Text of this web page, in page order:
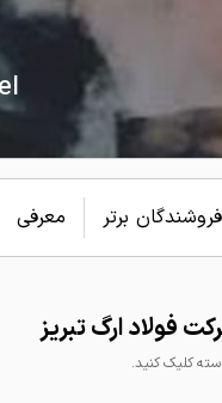
فروشندگان برتر معرفی
فولاد ارگ تبریز
کلیک کنید.